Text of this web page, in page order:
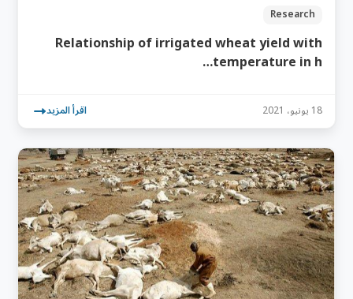
Research
Relationship of irrigated wheat yield with
temperature in h…
18 يونيو، 2021 اقرأ المزيد